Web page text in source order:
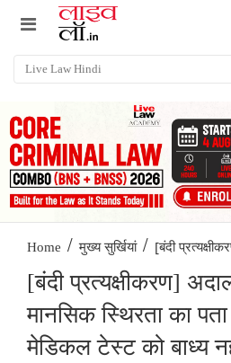
Home / मुख्य सुर्खियां / [बंदी
[बंदी प्रत्यक्षीकरण]
मानसिक स्थिरता का
मेडिकल टेस्ट को बाध्य